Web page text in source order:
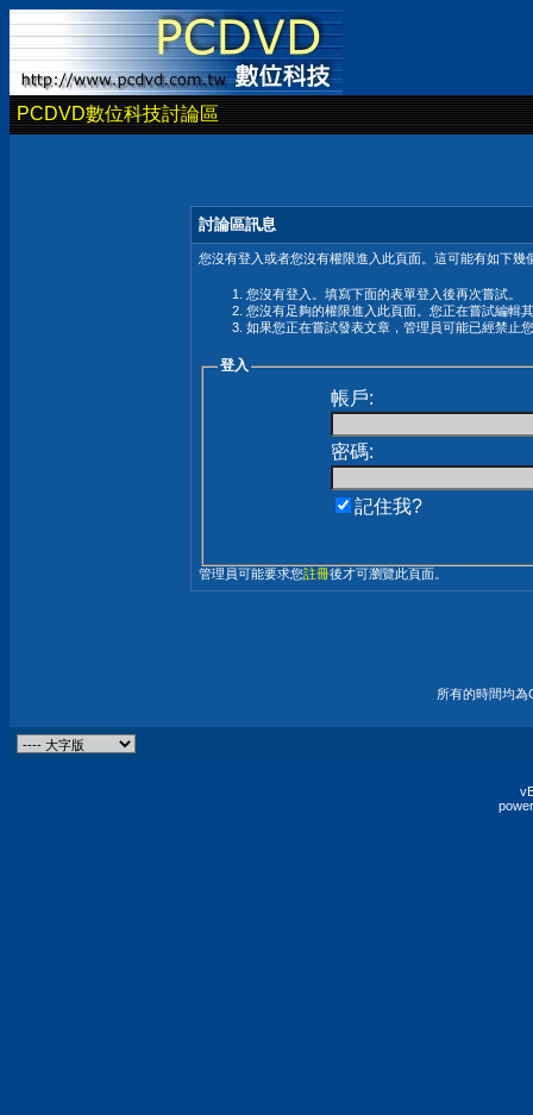
PCDVD數位科技討論區
討論區訊息
您沒有登入或者您沒有權限進入此頁面。這可能有如下幾
您沒有登入。填寫下面的表單登入後再次嘗試。
您沒有足夠的權限進入此頁面。您正在嘗試編輯
如果您正在嘗試發表文章，管理員可能已經禁止
登入
帳戶:
密碼:
記住我?
管理員可能要求您註冊後才可瀏覽此頁面。
所有的時間均為